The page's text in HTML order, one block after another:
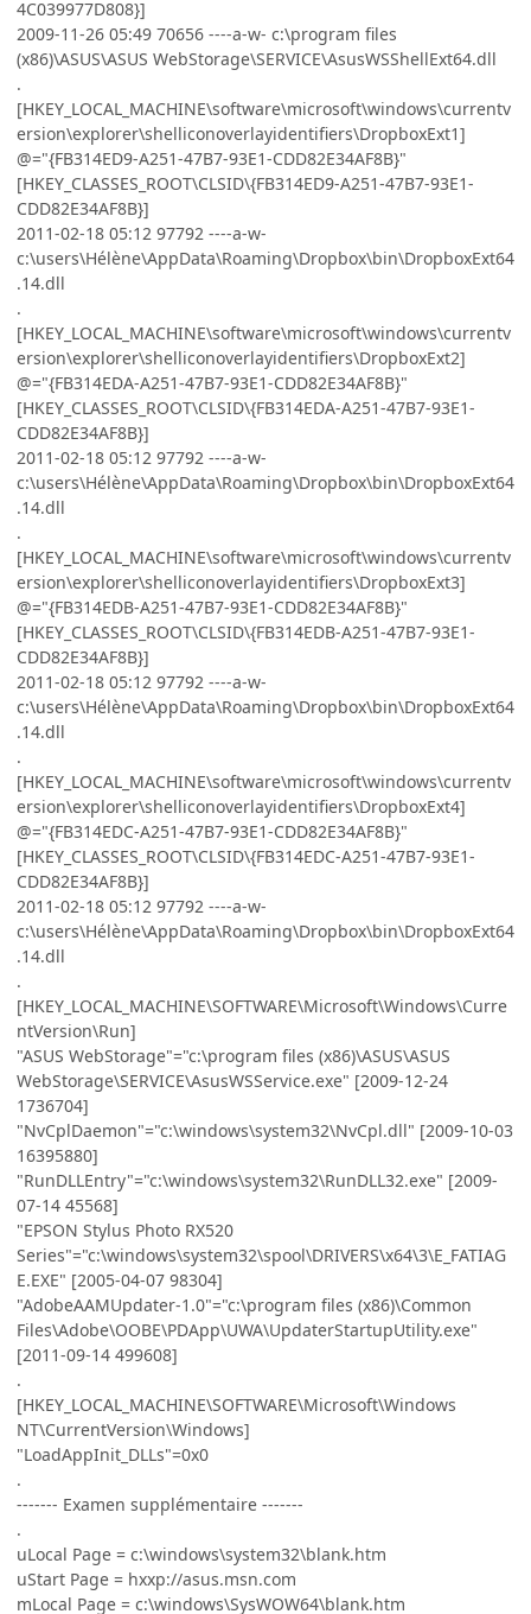
4C039977D808}]
2009-11-26 05:49 70656 ----a-w- c:\program files
(x86)\ASUS\ASUS WebStorage\SERVICE\AsusWSShellExt64.dll
.
[HKEY_LOCAL_MACHINE\software\microsoft\windows\currentv
ersion\explorer\shelliconoverlayidentifiers\DropboxExt1]
@="{FB314ED9-A251-47B7-93E1-CDD82E34AF8B}"
[HKEY_CLASSES_ROOT\CLSID\{FB314ED9-A251-47B7-93E1-
CDD82E34AF8B}]
2011-02-18 05:12 97792 ----a-w-
c:\users\Hélène\AppData\Roaming\Dropbox\bin\DropboxExt64
.14.dll
.
[HKEY_LOCAL_MACHINE\software\microsoft\windows\currentv
ersion\explorer\shelliconoverlayidentifiers\DropboxExt2]
@="{FB314EDA-A251-47B7-93E1-CDD82E34AF8B}"
[HKEY_CLASSES_ROOT\CLSID\{FB314EDA-A251-47B7-93E1-
CDD82E34AF8B}]
2011-02-18 05:12 97792 ----a-w-
c:\users\Hélène\AppData\Roaming\Dropbox\bin\DropboxExt64
.14.dll
.
[HKEY_LOCAL_MACHINE\software\microsoft\windows\currentv
ersion\explorer\shelliconoverlayidentifiers\DropboxExt3]
@="{FB314EDB-A251-47B7-93E1-CDD82E34AF8B}"
[HKEY_CLASSES_ROOT\CLSID\{FB314EDB-A251-47B7-93E1-
CDD82E34AF8B}]
2011-02-18 05:12 97792 ----a-w-
c:\users\Hélène\AppData\Roaming\Dropbox\bin\DropboxExt64
.14.dll
.
[HKEY_LOCAL_MACHINE\software\microsoft\windows\currentv
ersion\explorer\shelliconoverlayidentifiers\DropboxExt4]
@="{FB314EDC-A251-47B7-93E1-CDD82E34AF8B}"
[HKEY_CLASSES_ROOT\CLSID\{FB314EDC-A251-47B7-93E1-
CDD82E34AF8B}]
2011-02-18 05:12 97792 ----a-w-
c:\users\Hélène\AppData\Roaming\Dropbox\bin\DropboxExt64
.14.dll
.
[HKEY_LOCAL_MACHINE\SOFTWARE\Microsoft\Windows\Curre
ntVersion\Run]
"ASUS WebStorage"="c:\program files (x86)\ASUS\ASUS
WebStorage\SERVICE\AsusWSService.exe" [2009-12-24
1736704]
"NvCplDaemon"="c:\windows\system32\NvCpl.dll" [2009-10-03
16395880]
"RunDLLEntry"="c:\windows\system32\RunDLL32.exe" [2009-
07-14 45568]
"EPSON Stylus Photo RX520
Series"="c:\windows\system32\spool\DRIVERS\x64\3\E_FATIAG
E.EXE" [2005-04-07 98304]
"AdobeAAMUpdater-1.0"="c:\program files (x86)\Common
Files\Adobe\OOBE\PDApp\UWA\UpdaterStartupUtility.exe"
[2011-09-14 499608]
.
[HKEY_LOCAL_MACHINE\SOFTWARE\Microsoft\Windows
NT\CurrentVersion\Windows]
"LoadAppInit_DLLs"=0x0
.
------- Examen supplémentaire -------
.
uLocal Page = c:\windows\system32\blank.htm
uStart Page = hxxp://asus.msn.com
mLocal Page = c:\windows\SysWOW64\blank.htm